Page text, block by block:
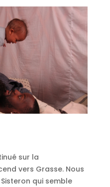
sur la
vers Grasse. Nous
qui semble